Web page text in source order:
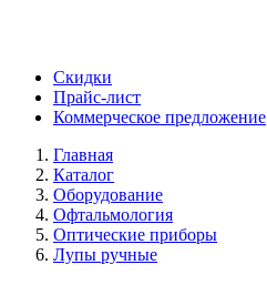
Скидки
Прайс-лист
Коммерческое предложение
Главная
Каталог
Оборудование
Офтальмология
Оптические приборы
Лупы ручные